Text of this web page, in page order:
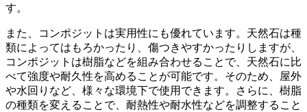
す。
また、コンポジットは実用性にも優れています。天然石は種
類によってはもろかったり、傷つきやすかったりしますが、
コンポジットは樹脂などを組み合わせる ことで、天然石に比
べて強度や耐久性を高めることが可能です。そのため、屋外
や水回りなど、様々な環境下で使用できます。さらに、樹脂
の種類を変えることで、耐熱性や耐水性などを調整すること